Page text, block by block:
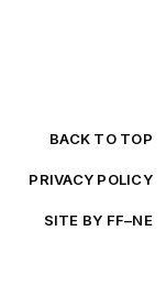
PRIVACY POLICY
BACK TO TOP
SITE BY FF–NE